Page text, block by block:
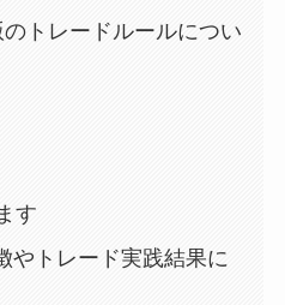
トレードルールについ
す
やトレード実践結果に